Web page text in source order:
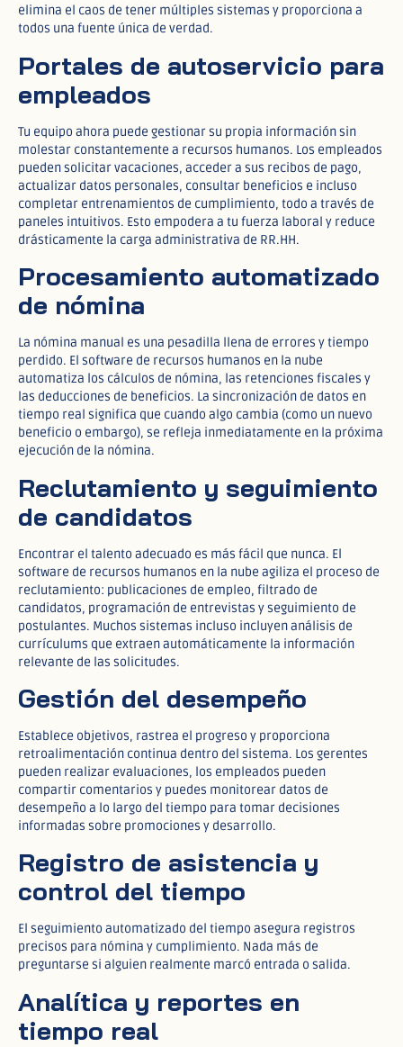
elimina el caos de tener múltiples sistemas y proporciona a
todos una fuente única de verdad.​
Portales de autoservicio para
empleados
Tu equipo ahora puede gestionar su propia información sin
molestar constantemente a recursos humanos. Los empleados
pueden solicitar vacaciones, acceder a sus recibos de pago,
actualizar datos personales, consultar beneficios e incluso
completar entrenamientos de cumplimiento, todo a través de
paneles intuitivos. Esto empodera a tu fuerza laboral y reduce
drásticamente la carga administrativa de RR.HH.​
Procesamiento automatizado
de nómina
La nómina manual es una pesadilla llena de errores y tiempo
perdido. El software de recursos humanos en la nube
automatiza los cálculos de nómina, las retenciones fiscales y
las deducciones de beneficios. La sincronización de datos en
tiempo real significa que cuando algo cambia (como un nuevo
beneficio o embargo), se refleja inmediatamente en la próxima
ejecución de la nómina.​
Reclutamiento y seguimiento
de candidatos
Encontrar el talento adecuado es más fácil que nunca. El
software de recursos humanos en la nube agiliza el proceso de
reclutamiento: publicaciones de empleo, filtrado de
candidatos, programación de entrevistas y seguimiento de
postulantes. Muchos sistemas incluso incluyen análisis de
currículums que extraen automáticamente la información
relevante de las solicitudes.​
Gestión del desempeño
Establece objetivos, rastrea el progreso y proporciona
retroalimentación continua dentro del sistema. Los gerentes
pueden realizar evaluaciones, los empleados pueden
compartir comentarios y puedes monitorear datos de
desempeño a lo largo del tiempo para tomar decisiones
informadas sobre promociones y desarrollo.​
Registro de asistencia y
control del tiempo
El seguimiento automatizado del tiempo asegura registros
precisos para nómina y cumplimiento. Nada más de
preguntarse si alguien realmente marcó entrada o salida.​
Analítica y reportes en
tiempo real